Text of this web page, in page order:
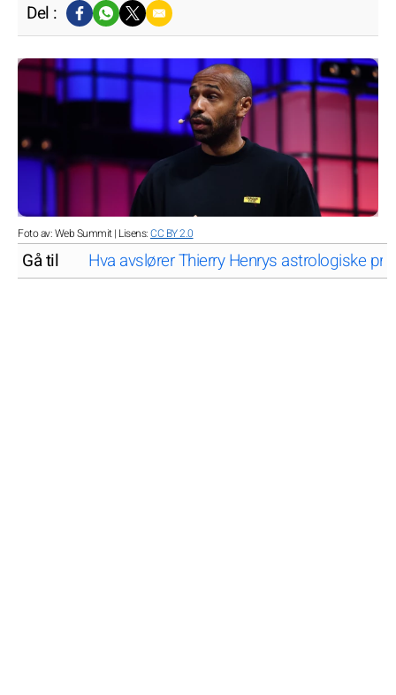
Del :
Foto av: Web Summit | Lisens:CC BY 2.0
Gå til Hva avslører Thierry Henrys astrologiske